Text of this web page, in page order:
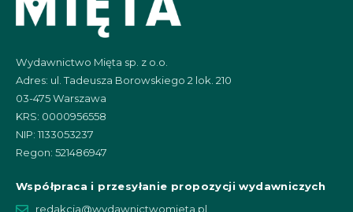
Wydawnictwo Mięta sp. z o.o.
Adres: ul. Tadeusza Borowskiego 2 lok. 210
03-475 Warszawa
KRS: 0000956558
NIP: 1133053237
Regon: 521486947
Współpraca i przesyłanie propozycji wydawniczych
redakcja@wydawnictwomieta.pl